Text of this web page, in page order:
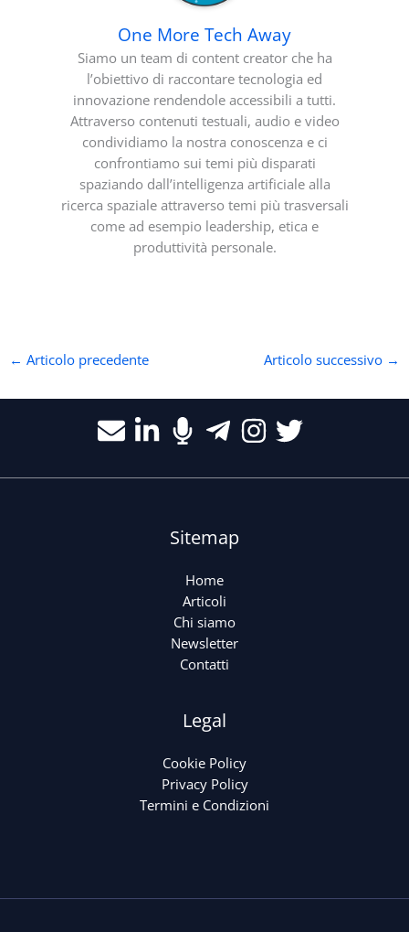
One More Tech Away
Siamo un team di content creator che ha
l’obiettivo di raccontare tecnologia ed
innovazione rendendole accessibili a tutti.
Attraverso contenuti testuali, audio e video
condividiamo la nostra conoscenza e ci
confrontiamo sui temi più disparati
spaziando dall’intelligenza artificiale alla
ricerca spaziale attraverso temi più trasversali
come ad esempio leadership, etica e
produttività personale.
← Articolo precedente Articolo successivo →
Sitemap
Home
Articoli
Chi siamo
Newsletter
Contatti
Legal
Cookie Policy
Privacy Policy
Termini e Condizioni